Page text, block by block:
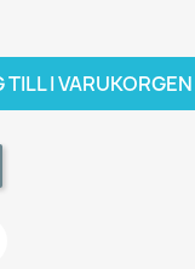
TILL I VARUKORGEN